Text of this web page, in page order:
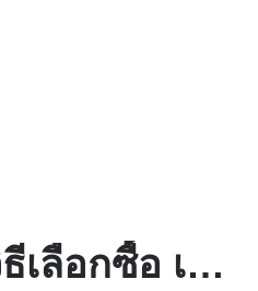
HOW TO - วิธีเลือกซื้อ เกมมิ่งคีย์บอร์ด (GAMING KEYBOARD) ที่เหล่าเกมเมอร์ควรรู้